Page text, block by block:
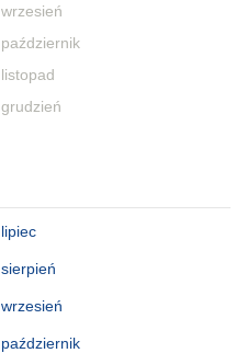
wrzesień
październik
listopad
grudzień
lipiec
sierpień
wrzesień
październik